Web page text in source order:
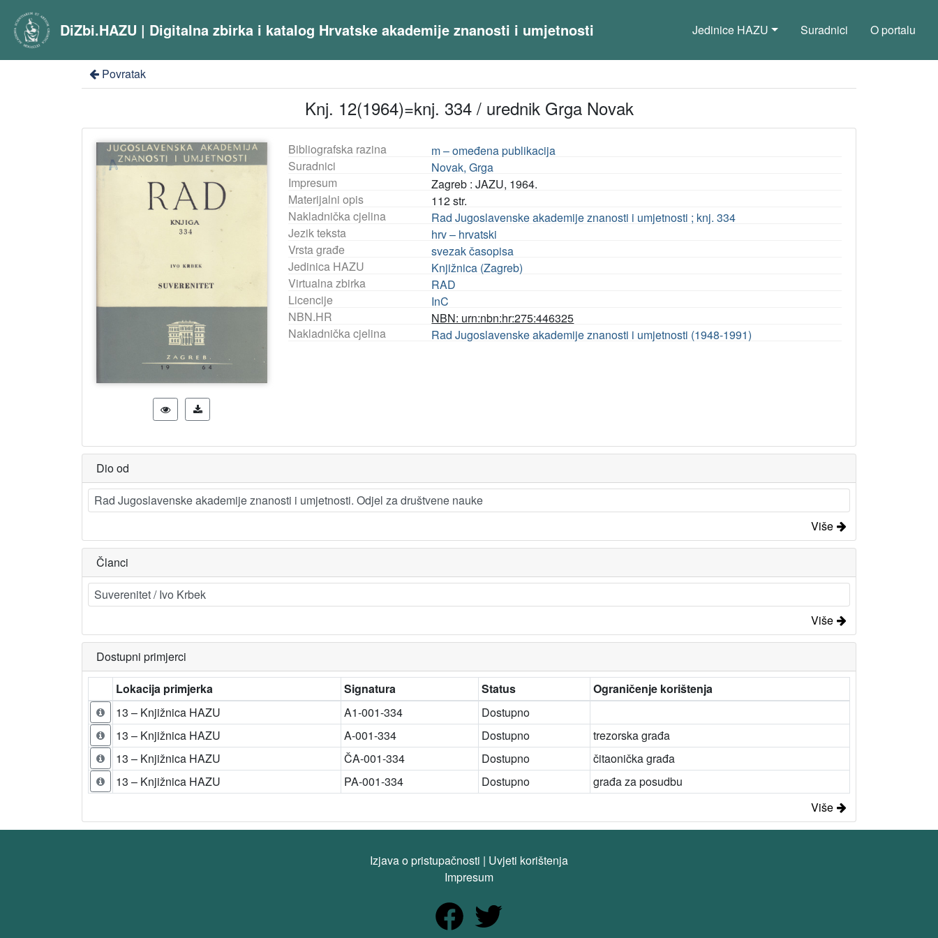
DiZbi.HAZU | Digitalna zbirka i katalog Hrvatske akademije znanosti i umjetnosti Jedinice HAZU Suradnici O portalu
Povratak
Knj. 12(1964)=knj. 334 / urednik Grga Novak
Bibliografska razina
m – omeđena publikacija
Suradnici
Novak, Grga
Impresum
Zagreb : JAZU, 1964.
Materijalni opis
112 str.
Nakladnička cjelina
Rad Jugoslavenske akademije znanosti i umjetnosti ; knj. 334
Jezik teksta
hrv – hrvatski
Vrsta građe
svezak časopisa
Jedinica HAZU
Knjižnica (Zagreb)
Virtualna zbirka
RAD
Licencije
InC
NBN.HR
NBN: urn:nbn:hr:275:446325
Nakladnička cjelina
Rad Jugoslavenske akademije znanosti i umjetnosti (1948-1991)
Dio od
Rad Jugoslavenske akademije znanosti i umjetnosti. Odjel za društvene nauke
Više
Članci
Suverenitet / Ivo Krbek
Više
Dostupni primjerci
Lokacija primjerka
Signatura Status
Ograničenje korištenja
13 – Knjižnica HAZU
A1-001-334
Dostupno
13 – Knjižnica HAZU
A-001-334 Dostupno
trezorska građa
13 – Knjižnica HAZU
ČA-001-334 Dostupno
čitaonička građa
13 – Knjižnica HAZU
PA-001-334 Dostupno
građa za posudbu
Više
Izjava o pristupačnosti | Uvjeti korištenja
Impresum